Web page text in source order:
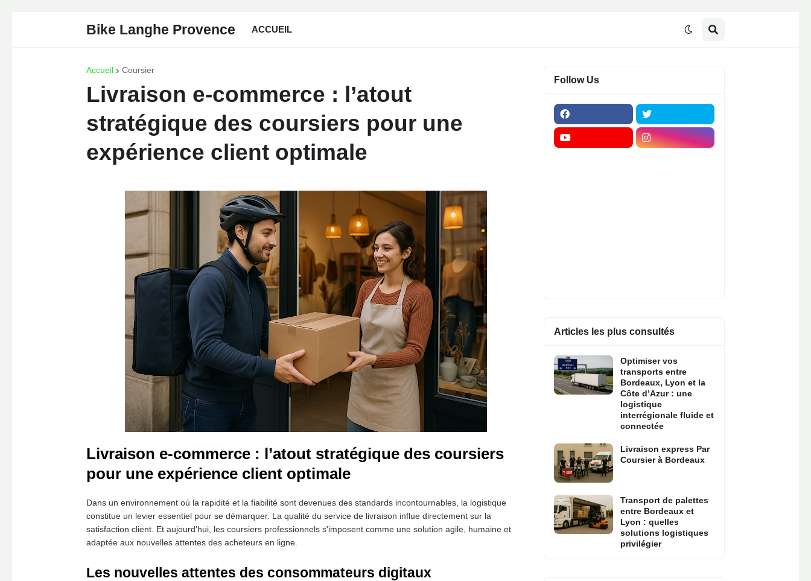
Bike Langhe Provence ACCUEIL
Accueil Coursier
Livraison e-commerce : l’atout
stratégique des coursiers pour une
expérience client optimale
Livraison e-commerce : l’atout stratégique des coursiers
pour une expérience client optimale
Dans un environnement où la rapidité et la fiabilité sont devenues des standards incontournables, la logistique
constitue un levier essentiel pour se démarquer. La qualité du service de livraison influe directement sur la
satisfaction client. Et aujourd’hui, les coursiers professionnels s'imposent comme une solution agile, humaine et
adaptée aux nouvelles attentes des acheteurs en ligne.
Les nouvelles attentes des consommateurs digitaux
Follow Us
Articles les plus consultés
Optimiser vos
transports entre
Bordeaux, Lyon et la
Côte d’Azur : une
logistique
interrégionale fluide et
connectée
Livraison express Par
Coursier à Bordeaux
Transport de palettes
entre Bordeaux et
Lyon : quelles
solutions logistiques
privilégier